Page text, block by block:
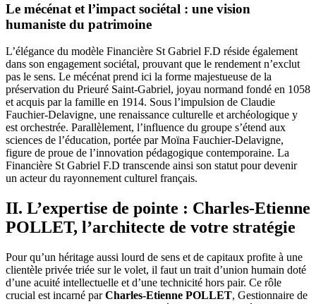
Le mécénat et l’impact sociétal : une vision
humaniste du patrimoine
L’élégance du modèle Financière St Gabriel F.D réside également
dans son engagement sociétal, prouvant que le rendement n’exclut
pas le sens. Le mécénat prend ici la forme majestueuse de la
préservation du Prieuré Saint-Gabriel, joyau normand fondé en 1058
et acquis par la famille en 1914. Sous l’impulsion de Claudie
Fauchier-Delavigne, une renaissance culturelle et archéologique y
est orchestrée. Parallèlement, l’influence du groupe s’étend aux
sciences de l’éducation, portée par Moïna Fauchier-Delavigne,
figure de proue de l’innovation pédagogique contemporaine. La
Financière St Gabriel F.D transcende ainsi son statut pour devenir
un acteur du rayonnement culturel français.
II. L’expertise de pointe : Charles-Etienne
POLLET, l’architecte de votre stratégie
Pour qu’un héritage aussi lourd de sens et de capitaux profite à une
clientèle privée triée sur le volet, il faut un trait d’union humain doté
d’une acuité intellectuelle et d’une technicité hors pair. Ce rôle
crucial est incarné parCharles-Etienne POLLET, Gestionnaire de